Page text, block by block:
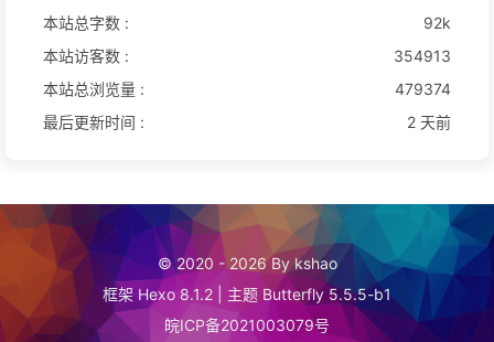
本站总字数 :
92k
本站访客数 :
354913
本站总浏览量 :
479374
最后更新时间 :
2 天前
© 2020 - 2026 By kshao
框架 Hexo 8.1.2 主题 Butterfly 5.5.5-b1
皖ICP备2021003079号